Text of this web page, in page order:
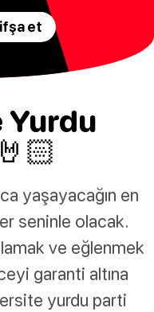
ifşa et
Yurdu
yaşayacağın en
seninle olacak.
ve eğlenmek
garanti altına
yurdu parti